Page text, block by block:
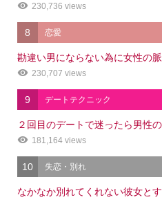
230,736 views
8 恋愛
勘違い男にならない為に女性の
230,707 views
9 デートテクニック
２回目のデートで迷ったら男性
181,164 views
10 失恋・別れ
なかなか別れてくれない彼女と